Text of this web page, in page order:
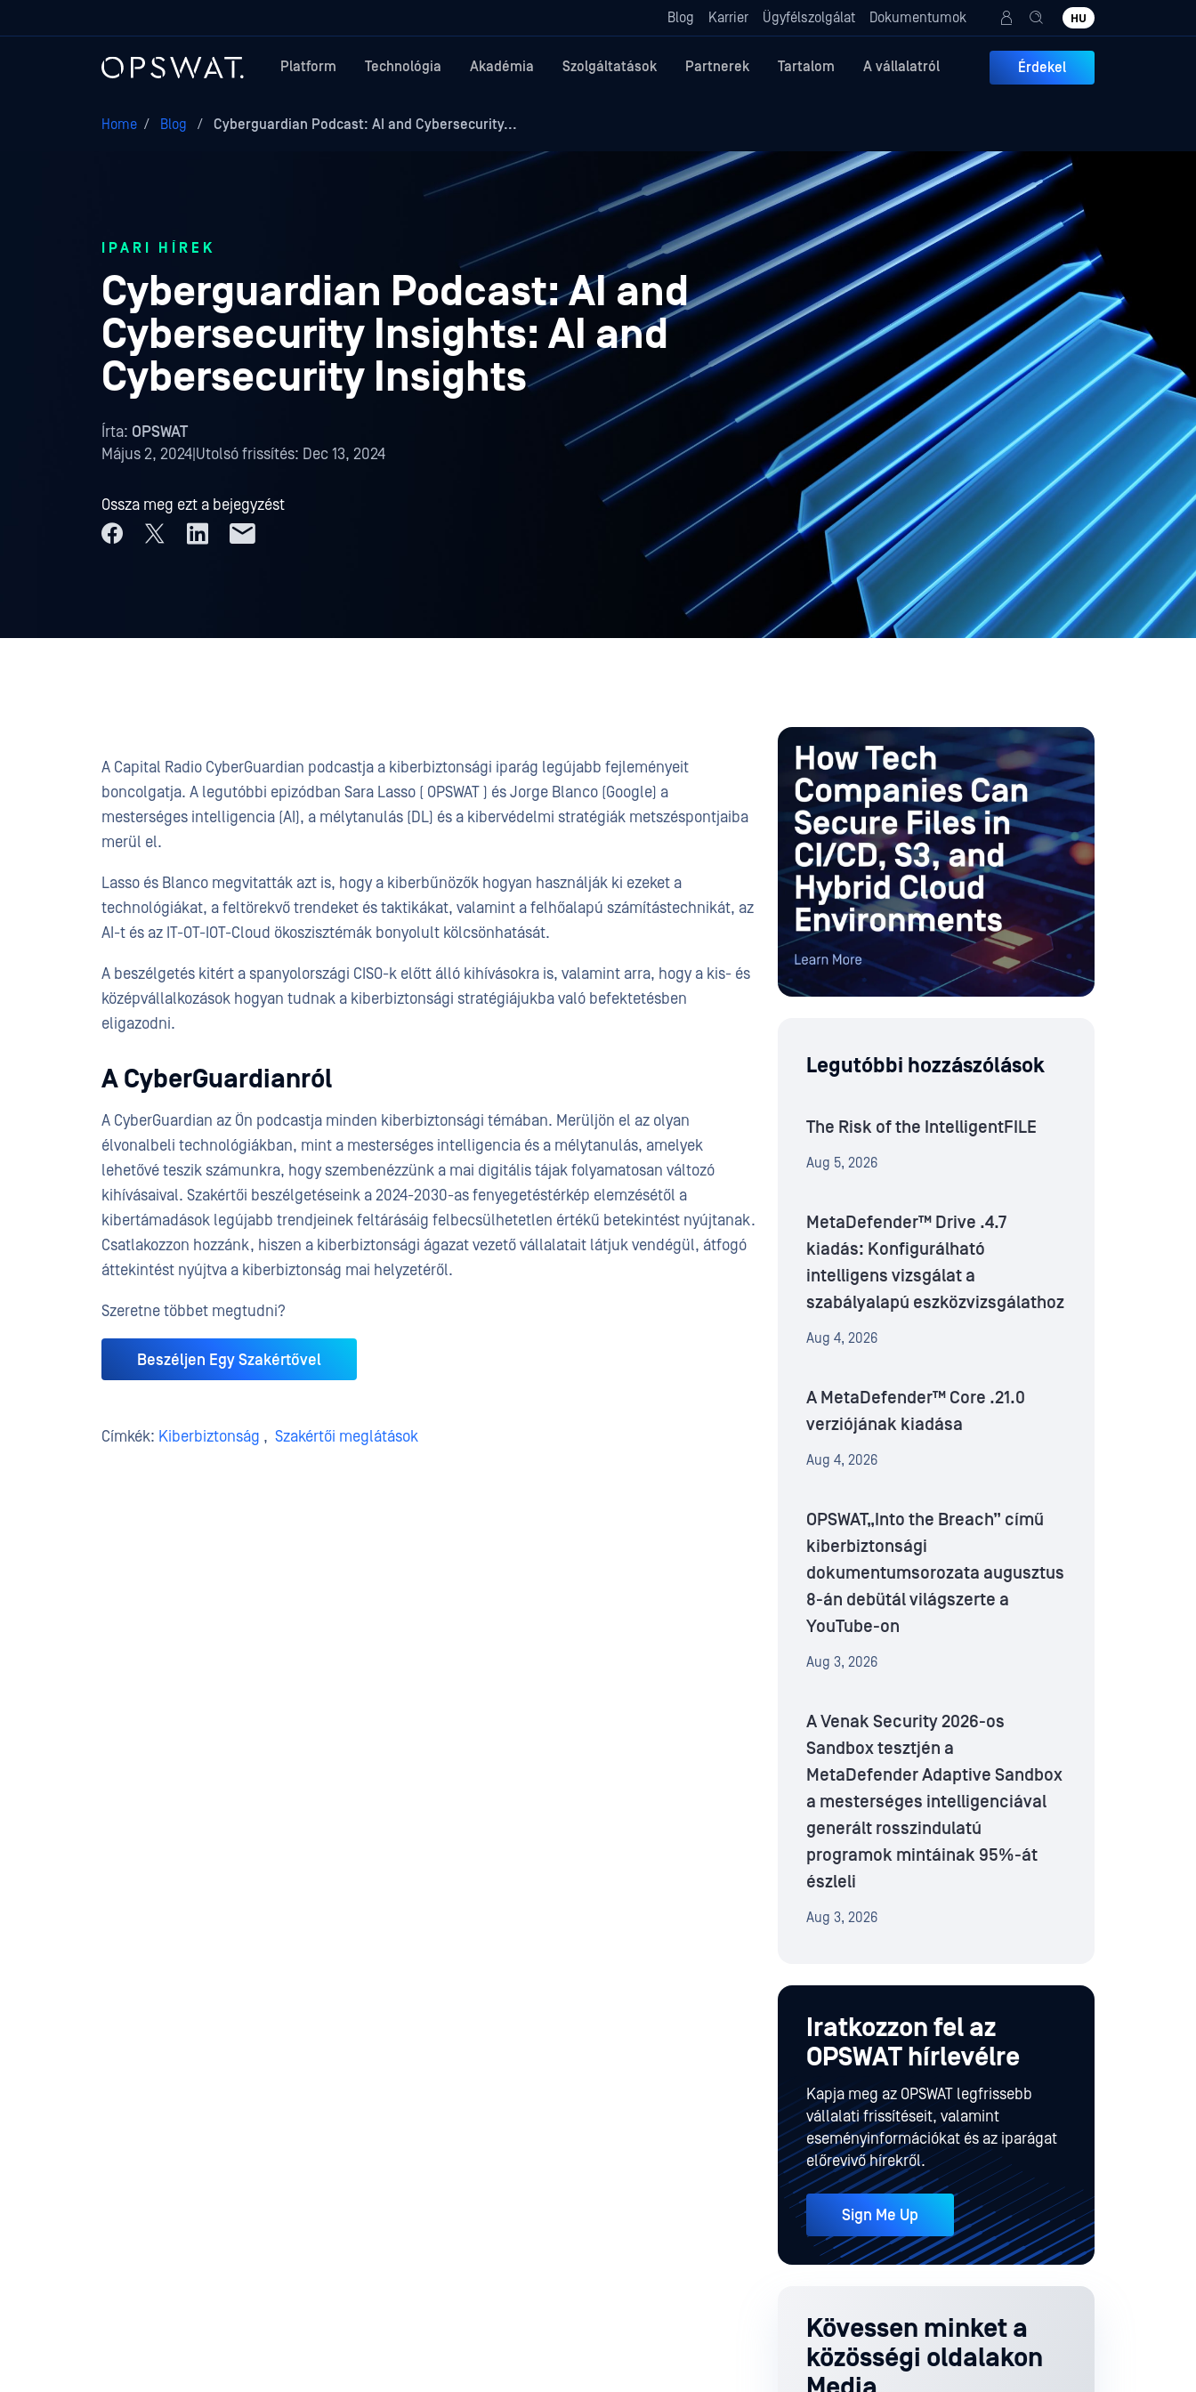
Blog Karrier Ügyfélszolgálat Dokumentumok HU
Platform Technológia Akadémia Szolgáltatások Partnerek Tartalom A vállalatról Érdekel
Home / Blog / Cyberguardian Podcast: AI and Cybersecurity...
IPARI HÍREK
Cyberguardian Podcast: AI and
Cybersecurity Insights: AI and
Cybersecurity Insights
Írta: OPSWAT
Május 2, 2024 Utolsó frissítés: Dec 13, 2024
Ossza meg ezt a bejegyzést
A Capital Radio CyberGuardian podcastja a kiberbiztonsági iparág legújabb fejleményeit
boncolgatja. A legutóbbi epizódban Sara Lasso ( OPSWAT ) és Jorge Blanco (Google) a
mesterséges intelligencia (AI), a mélytanulás (DL) és a kibervédelmi stratégiák metszéspontjaiba
merül el.
Lasso és Blanco megvitatták azt is, hogy a kiberbűnözők hogyan használják ki ezeket a
technológiákat, a feltörekvő trendeket és taktikákat, valamint a felhőalapú számítástechnikát, az
AI-t és az IT-OT-IOT-Cloud ökoszisztémák bonyolult kölcsönhatását.
A beszélgetés kitért a spanyolországi CISO-k előtt álló kihívásokra is, valamint arra, hogy a kis- és
középvállalkozások hogyan tudnak a kiberbiztonsági stratégiájukba való befektetésben
eligazodni.
A CyberGuardianról
A CyberGuardian az Ön podcastja minden kiberbiztonsági témában. Merüljön el az olyan
élvonalbeli technológiákban, mint a mesterséges intelligencia és a mélytanulás, amelyek
lehetővé teszik számunkra, hogy szembenézzünk a mai digitális tájak folyamatosan változó
kihívásaival. Szakértői beszélgetéseink a 2024-2030-as fenyegetéstérkép elemzésétől a
kibertámadások legújabb trendjeinek feltárásáig felbecsülhetetlen értékű betekintést nyújtanak.
Csatlakozzon hozzánk, hiszen a kiberbiztonsági ágazat vezető vállalatait látjuk vendégül, átfogó
áttekintést nyújtva a kiberbiztonság mai helyzetéről.
Szeretne többet megtudni?
Beszéljen Egy Szakértővel
Címkék: Kiberbiztonság , Szakértői meglátások
Legutóbbi hozzászólások
The Risk of the IntelligentFILE
Aug 5, 2026
MetaDefender™ Drive .4.7
kiadás: Konfigurálható
intelligens vizsgálat a
szabályalapú eszközvizsgálathoz
Aug 4, 2026
A MetaDefender™ Core .21.0
verziójának kiadása
Aug 4, 2026
OPSWAT„Into the Breach” című
kiberbiztonsági
dokumentumsorozata augusztus
8-án debütál világszerte a
YouTube-on
Aug 3, 2026
A Venak Security 2026-os
Sandbox tesztjén a
MetaDefender Adaptive Sandbox
a mesterséges intelligenciával
generált rosszindulatú
programok mintáinak 95%-át
észleli
Aug 3, 2026
Iratkozzon fel az
OPSWAT hírlevélre
Kapja meg az OPSWAT legfrissebb
vállalati frissítéseit, valamint
eseményinformációkat és az iparágat
előrevivő hírekről.
Sign Me Up
Kövessen minket a
közösségi oldalakon